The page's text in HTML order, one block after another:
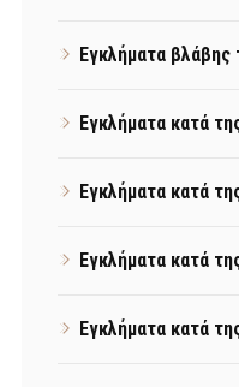
Εγκλήματα
Εγκλήματα κατά
Εγκλήματα κατά
Εγκλήματα κατά
Εγκλήματα κατά